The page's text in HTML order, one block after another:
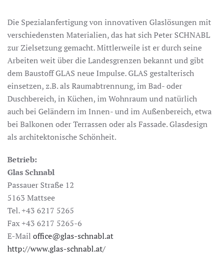
Die Spezialanfertigung von innovativen Glaslösungen mit
verschiedensten Materialien, das hat sich Peter SCHNABL
zur Zielsetzung gemacht. Mittlerweile ist er durch seine
Arbeiten weit über die Landesgrenzen bekannt und gibt
dem Baustoff GLAS neue Impulse. GLAS gestalterisch
einsetzen, z.B. als Raumabtrennung, im Bad- oder
Duschbereich, in Küchen, im Wohnraum und natürlich
auch bei Geländern im Innen- und im Außenbereich, etwa
bei Balkonen oder Terrassen oder als Fassade. Glasdesign
als architektonische Schönheit.
Betrieb:
Glas Schnabl
Passauer Straße 12
5163 Mattsee
Tel. +43 6217 5265
Fax +43 6217 5265­-6
E-Mail office@glas­-schnabl.at
http://www.glas-schnabl.at/